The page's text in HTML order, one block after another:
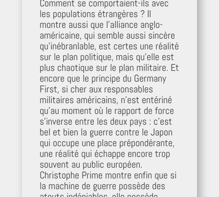
Comment se comportaient-ils avec
les populations étrangères ? Il
montre aussi que l’alliance anglo-
américaine, qui semble aussi sincère
qu’inébranlable, est certes une réalité
sur le plan politique, mais qu’elle est
plus chaotique sur le plan militaire. Et
encore que le principe du Germany
First, si cher aux responsables
militaires américains, n’est entériné
qu’au moment où le rapport de force
s’inverse entre les deux pays : c’est
bel et bien la guerre contre le Japon
qui occupe une place prépondérante,
une réalité qui échappe encore trop
souvent au public européen.
Christophe Prime montre enfin que si
la machine de guerre possède des